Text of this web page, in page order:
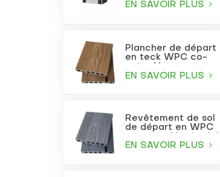
EN SAVOIR PLUS
Plancher de départ
en teck WPC co-
EN SAVOIR PLUS
Revêtement de sol
de départ en WPC
EN SAVOIR PLUS